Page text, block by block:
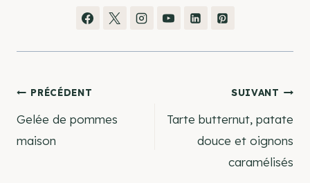
Navigation
de
PRÉCÉDENT
Gelée de pommes
maison
SUIVANT
Tarte butternut, patate
douce et oignons
caramélisés